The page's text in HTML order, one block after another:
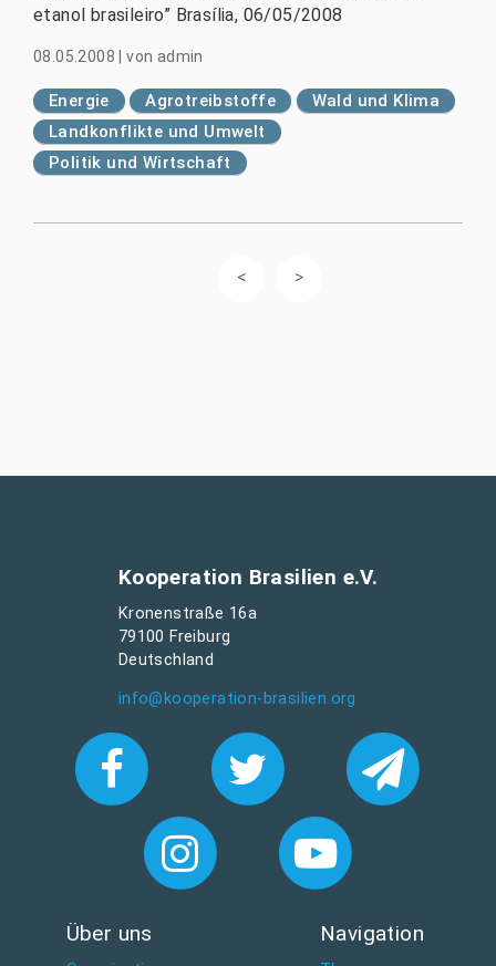
etanol brasileiro” Brasília, 06/05/2008
08.05.2008 |von admin
Energie Agrotreibstoffe
Wald und Klima
Landkonflikte und Umwelt
Politik und Wirtschaft
Kooperation Brasilien e.V.
Kronenstraße 16a
79100 Freiburg
Deutschland
info@kooperation-brasilien.org
Über uns Navigation